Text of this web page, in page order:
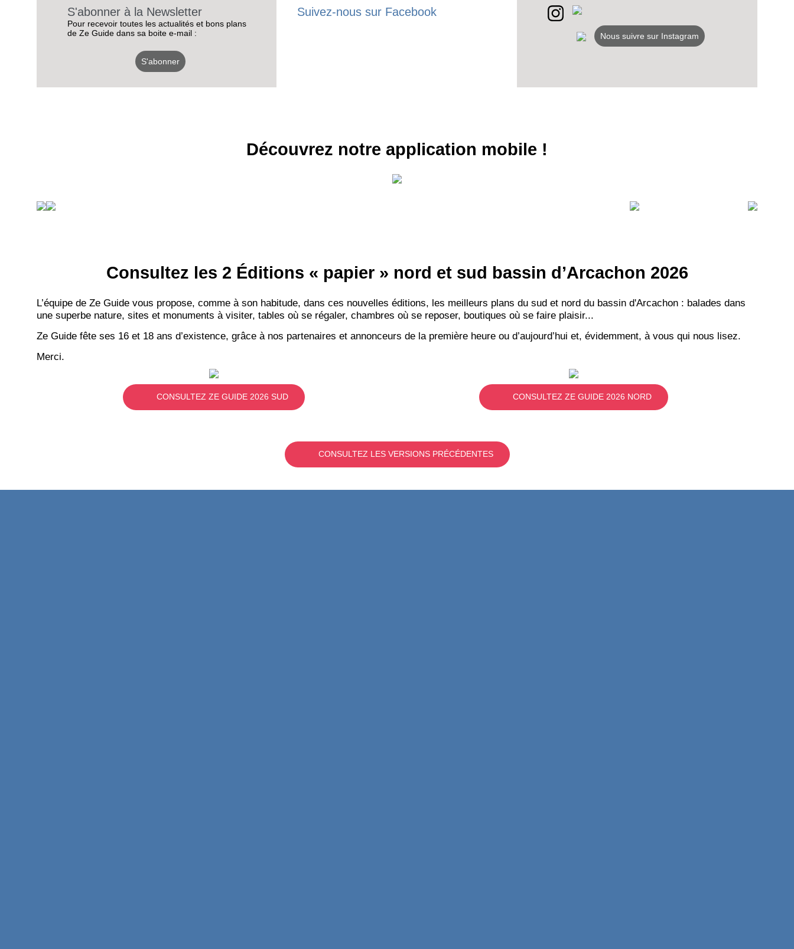
LES
INSCRIPTION NEWSLETTER
S'ABONNER
S'abonner à la Newsletter
Pour recevoir toutes les actualités et bons plans
de Ze Guide dans sa boite e-mail :
S'abonner
Suivez-nous sur Facebook
Nous suivre sur Instagram
Découvrez notre application mobile !
Consultez les 2 Éditions « papier » nord et sud bassin d’Arcachon 2026
L’équipe de Ze Guide vous propose, comme à son habitude, dans ces nouvelles éditions, les meilleurs plans du sud et nord du bassin d'Arcachon : balades dans
une superbe nature, sites et monuments à visiter, tables où se régaler, chambres où se reposer, boutiques où se faire plaisir...
Ze Guide fête ses 16 et 18 ans d’existence, grâce à nos partenaires et annonceurs de la première heure ou d’aujourd’hui et, évidemment, à vous qui nous lisez.
Merci.
CONSULTEZ ZE GUIDE 2026 SUD CONSULTEZ ZE GUIDE 2026 NORD
CONSULTEZ LES VERSIONS PRÉCÉDENTES